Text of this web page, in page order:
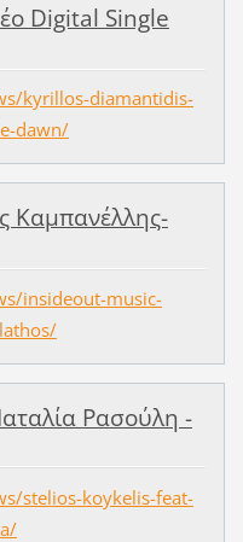
Digital Single
kyrillos-diamantidis-
dawn/
Καμπανέλλης-
insideout-music-
Ρασούλη -
stelios-koykelis-feat-